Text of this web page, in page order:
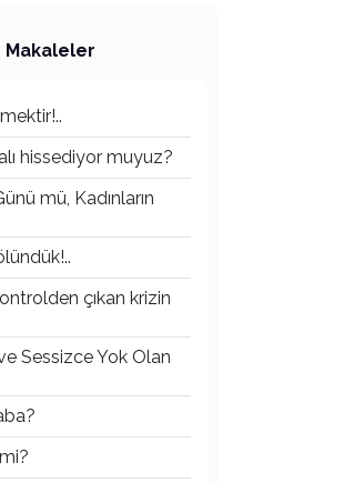
Makaleler
hissediyor muyuz?
mü, Kadınların
çıkan krizin
Sessizce Yok Olan